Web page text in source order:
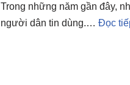
Trong những năm gần đây,
người dân tin dùng.… Đọc